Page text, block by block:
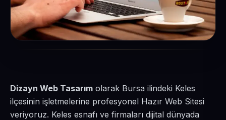
Dizayn Web Tasarım olarak Bursa ilindeki Keles
ilçesinin işletmelerine profesyonel Hazır Web Sitesi
veriyoruz. Keles esnafı ve firmaları dijital dünyada